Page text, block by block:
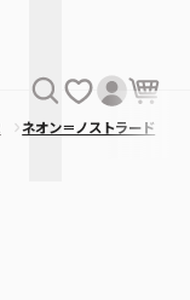
ネオン＝ノストラード